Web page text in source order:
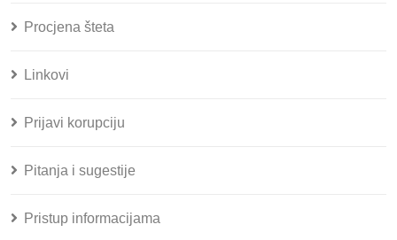
Procjena šteta
Linkovi
Prijavi korupciju
Pitanja i sugestije
Pristup informacijama